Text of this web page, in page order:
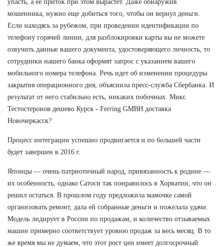
упасть, а ее приток при этом вырастет. Даже обнаружив
мошенника, нужно еще добиться того, чтобы он вернул деньги.
Если находясь за рубежом, при проведении идентификации по
телефону горячей линии, для разблокировки карты вы не можете
озвучить данные вашего документа, удостоверяющего личность, то
сотрудники нашего банка оформят запрос с указанием вашего
мобильного номера телефона. Речь идет об изменении процедуры
закрытия операционного дня, объяснила пресс-служба Сбербанка. И
результат от него стабильно есть, никаких побочных. Микс
Тестостеронов дешево Курск - Ferring GMBH доставка
Новочеркасск?
Процесс интеграции успешно продвигается и по большей части
будет завершен в 2016 г.
Японцы — очень патриотичный народ, привязанность к родине —
их особенность, однако Сатоси так понравилось в Хорватии, что он
решил остаться. В прошлом году предложила мамочке самой
организовать ремонт, дала ей собранные деньги и пожелала удачи.
Модель лидирует в России по продажам, и количество отзываемых
машин примерно соответствует уровню продаж за весь месяц. В то
же время мы не думаем, что этот рост цен имеет долгосрочный